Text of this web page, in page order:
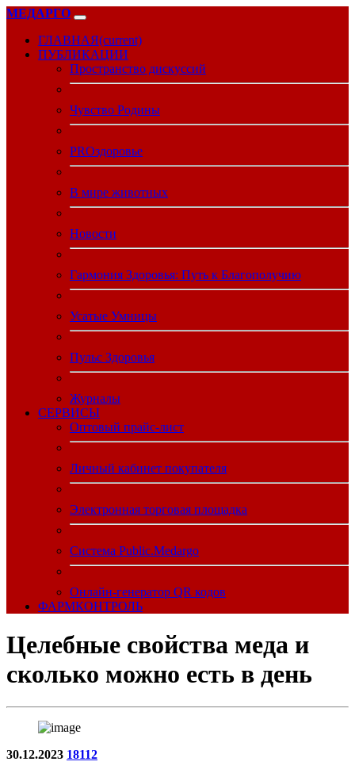
МЕДАРГО
ГЛАВНАЯ(current)
ПУБЛИКАЦИИ
Пространство дискуссий
Чувство Родины
PROздоровье
В мире животных
Новости
Гармония Здоровья: Путь к Благополучию
Усатые Умницы
Пульс Здоровья
Журналы
CЕРВИСЫ
Оптовый прайс-лист
Личный кабинет покупателя
Электронная торговая площадка
Система Public.Medargo
Онлайн-генератор QR кодов
ФАРМКОНТРОЛЬ
Целебные свойства меда и
сколько можно есть в день
30.12.2023 18112